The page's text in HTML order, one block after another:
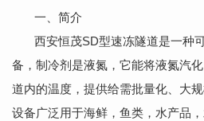
一、简介
西安恒茂SD型速冻隧道是一种
备，制冷剂是液氮，它能将液氮汽
道内的温度，提供给需批量化、大
设备广泛用于海鲜，鱼类，水产品